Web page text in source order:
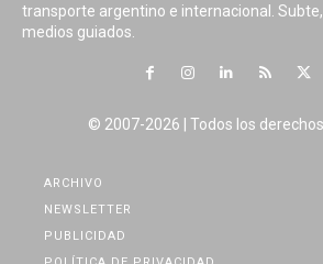
transporte argentino e internacional.
medios guiados.
© 2007-2026 | Todos los
ARCHIVO
NEWSLETTER
PUBLICIDAD